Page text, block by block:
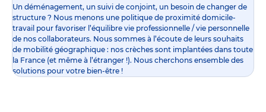
Un déménagement, un suivi de conjoint, un besoin de changer de
structure ? Nous menons une politique de proximité domicile-
travail pour favoriser l’équilibre vie professionnelle / vie personnelle
de nos collaborateurs. Nous sommes à l’écoute de leurs souhaits
de mobilité géographique : nos crèches sont implantées dans toute
la France (et même à l’étranger !). Nous cherchons ensemble des
solutions pour votre bien-être !